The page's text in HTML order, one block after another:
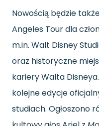
Nowością będzie
Angeles Tour dla
m.in. Walt Disney
oraz historyczne
kariery Walta
kolejne edycje
studiach. Ogłoszono